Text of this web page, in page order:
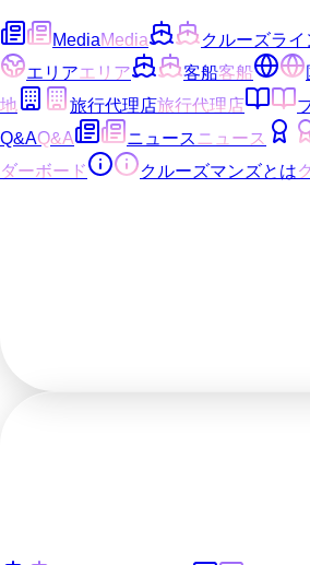
MediaMedia クルーズライ
エリアエリア 客船客船
地
旅行代理店旅行代理店
Q&AQ&A ニュース ニュース
ダーボード
クルーズマンズとは